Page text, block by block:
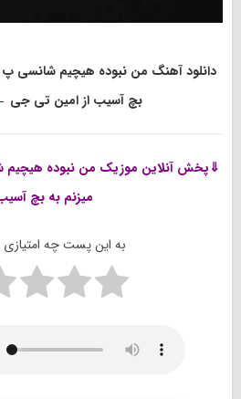
دانلود آهنگ من نبوده هیچیم شانسی
بچ آسیب از امین تی جی
⇓پخش آنلاین موزیک من نبوده
میزنم به بچ
به این پست چه